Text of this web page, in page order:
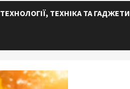
ТЕХНОЛОГІЇ, ТЕХНІКА ТА ГАДЖЕТИ